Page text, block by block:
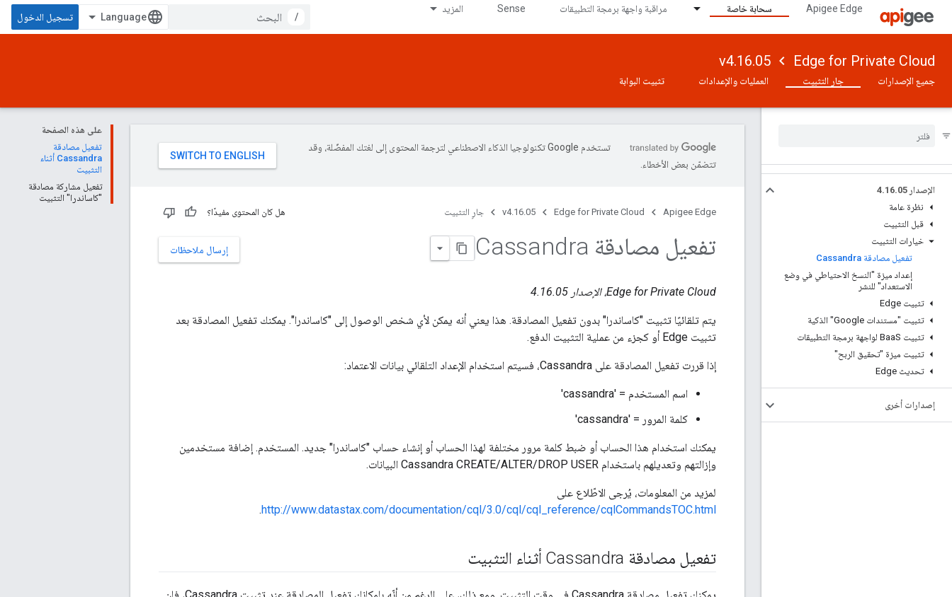
Apigee Edge سحابة خاصة مراقبة واجهة برمجة التطبيقات Sense المزيد
/ تسجيل الدخول
Edge for Private Cloud
v4.16.05
جميع الإصدارات جارٍ التثبيت العمليات والإعدادات تثبيت البوابة
الإصدار 4 .16.05
نظرة عامة
قبل التثبيت
خيارات التثبيت
تفعيل مصادقة Cassandra
إعداد ميزة "النسخ الاحتياطي في وضع
الاستعداد" للنشر
تثبيت Edge
تثبيت "مستندات Google" الذكية
تثبيت Baa S لواجهة برمجة التطبيقات
تثبيت ميزة "تحقيق الربح"
تحديث Edge
إصدارات أخرى
على هذه الصفحة
تفعيل مصادقة
Cassandra أثناء
التثبيت
تفعيل مشاركة مصادقة
"كاساندرا" التثبيت
تستخدم Google تكنولوجيا الذكاء الاصطناعي لترجمة المحتوى إلى لغتك المفضّلة، وقد
تتضمّن بعض الأخطاء.
Apigee Edge
Edge for Private Cloud
v4.16.05 جارٍ التثبيت هل كان المحتوى مفيدًا؟
إرسال ملاحظات تفعيل مصادقة Cassandra
Edge for Private Cloud، الإصدار 4.16.05
يتم تلقائيًا تثبيت "كاساندرا" بدون تفعيل المصادقة. هذا يعني أنه يمكن لأي شخص الوصول إلى "كاساندرا". يمكنك تفعيل المصادقة بعد
تثبيت Edge أو كجزء من عملية التثبيت الدفع.
إذا قررت تفعيل المصادقة على Cassandra، فسيتم استخدام الإعداد التلقائي بيانات الاعتماد:
اسم المستخدم = 'cassandra'
كلمة المرور = 'cassandra'
يمكنك استخدام هذا الحساب أو ضبط كلمة مرور مختلفة لهذا الحساب أو إنشاء حساب "كاساندرا" جديد. المستخدم. إضافة مستخدمين
وإزالتهم وتعديلهم باستخدام Cassandra CREATE/ALTER/DROP USER البيانات.
لمزيد من المعلومات، يُرجى الاطّلاع على
http://www.datastax.com/documentation/cql/3.0/cql/cql_reference/cqlCommandsTOC.html
.
تفعيل مصادقة Cassandra أثناء التثبيت